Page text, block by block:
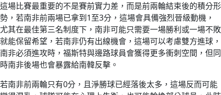
這場比賽最重要的不是賽前實力差，而是前兩輪結束後的積分形
勢，若南非前兩場已拿到1至3分，這場會具備強烈晉級動機，
尤其在最佳第三名制度下，南非可能只需要一場勝利或一場不敗
就能保留希望，若南非仍有出線機會，這場可以考慮雙方進球，
南非必須進攻時，福斯特與邊路球員會獲得更多衝刺空間，但同
時南非後場也會暴露給南韓反擊。
若南非前兩輪只有0分，且淨勝球已經落後太多，這場反而可能